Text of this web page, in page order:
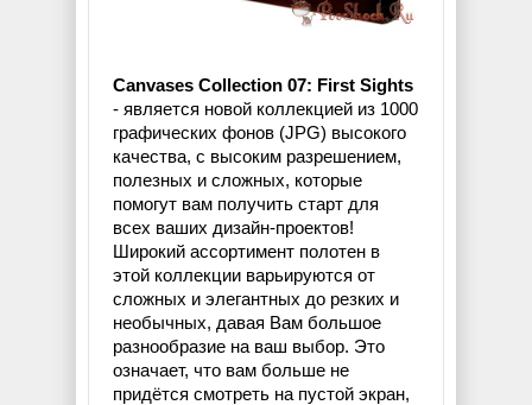
Canvases Collection 07: First Sights
- является новой коллекцией из 1000
графических фонов (JPG) высокого
качества, с высоким разрешением,
полезных и сложных, которые
помогут вам получить старт для
всех ваших дизайн-проектов!
Широкий ассортимент полотен в
этой коллекции варьируются от
сложных и элегантных до резких и
необычных, давая Вам большое
разнообразие на ваш выбор. Это
означает, что вам больше не
придётся смотреть на пустой экран,